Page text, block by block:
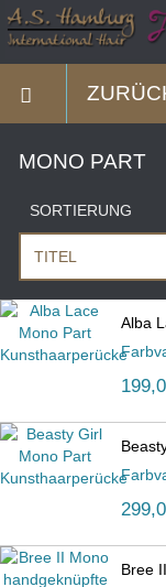
MONO PART
SORTIERUNG
TITEL
Alba
Bree